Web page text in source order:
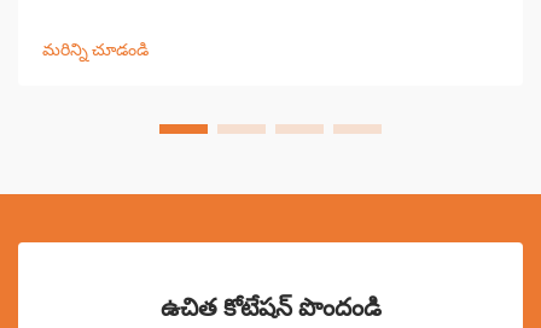
మరిన్ని చూడండి
ఉచిత కోటేషన్ పొందండి